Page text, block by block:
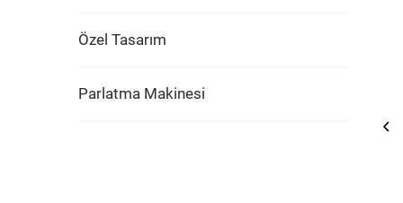
Özel Tasarım
Parlatma Makinesi